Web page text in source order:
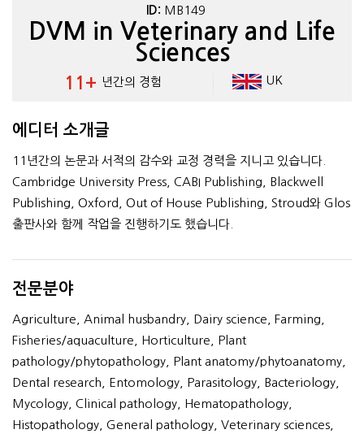
회사
ID: MB149
DVM in Veterinary and Life
Sciences
11+ 년간의 경험 UK
에디터 소개글
11년간의 논문과 서적의 감수와 교정 경력을 지니고 있습니다.
Cambridge University Press, CABI Publishing, Blackwell
Publishing, Oxford, Out of House Publishing, Stroud와 Glos
출판사와 함께 작업을 진행하기도 했습니다.
전문분야
Agriculture, Animal husbandry, Dairy science, Farming,
Fisheries/aquaculture, Horticulture, Plant
pathology/phytopathology, Plant anatomy/phytoanatomy,
Dental research, Entomology, Parasitology, Bacteriology,
Mycology, Clinical pathology, Hematopathology,
Histopathology, General pathology, Veterinary sciences,